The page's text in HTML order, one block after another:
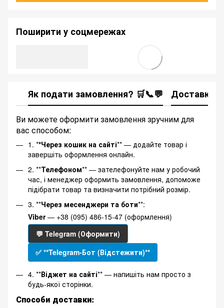
Поширити у соцмережах
Як подати замовлення? 🛒📞💬 Доставка
Ви можете оформити замовлення зручним для
вас способом:
1. **Через кошик на сайті** — додайте товар і
завершіть оформлення онлайн.
2. **Телефоном** — зателефонуйте нам у робочий
час, і менеджер оформить замовлення, допоможе
підібрати товар та визначити потрібний розмір.
3. **Через месенджери та боти**:
Viber— +38 (095) 486-15-47 (оформлення)
💬 Telegram (Оформити)
✅ **Telegram-Бот (Відстежити)**
4. **Віджет на сайті** — напишіть нам просто з
будь-якої сторінки.
Способи доставки: